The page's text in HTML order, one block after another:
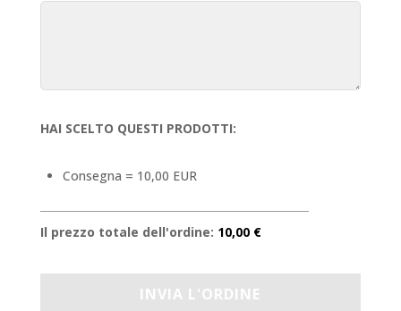
HAI SCELTO QUESTI PRODOTTI:
Consegna = 10,00 EUR
Il prezzo totale dell'ordine: 10,00 €